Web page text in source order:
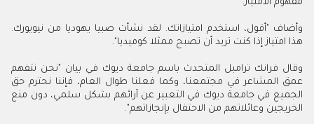
مفهوم الامتياز.
وأضاف "أقول، استخدم امتيازاتك. لقد نشأت صبيا يهوديا من نيويورك.
هذا امتياز إذا كنت تريد أن تصبح ممثلا كوميديا".
وقال فرانك ترامبل المتحدث باسم جامعة ديوك في بيان "نحن نتفهم
عمق المشاعر في مجتمعنا، وكما فعلنا طوال العام، فإننا نحترم حق
الجميع في جامعة ديوك في التعبير عن آرائهم بشكل سلمي، دون منع
الخريجين وعائلاتهم من الاحتفال بإنجازاتهم".